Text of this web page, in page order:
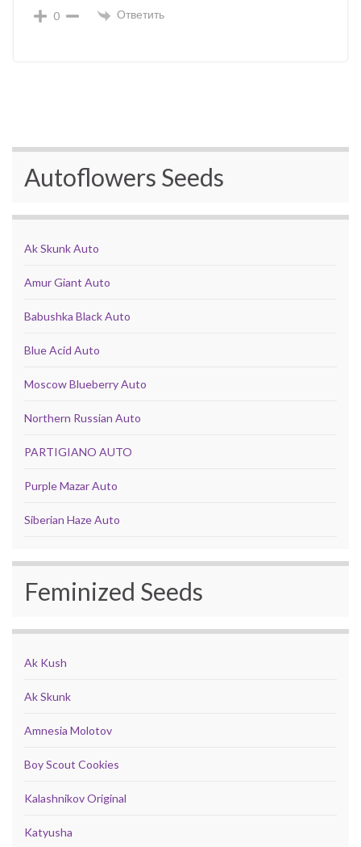
0 Ответить
Autoflowers Seeds
Ak Skunk Auto
Amur Giant Auto
Babushka Black Auto
Blue Acid Auto
Moscow Blueberry Auto
Northern Russian Auto
PARTIGIANO AUTO
Purple Mazar Auto
Siberian Haze Auto
Feminized Seeds
Ak Kush
Ak Skunk
Amnesia Molotov
Boy Scout Cookies
Kalashnikov Original
Katyusha